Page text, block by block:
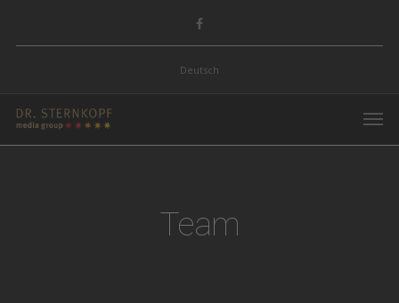
Deutsch
Team